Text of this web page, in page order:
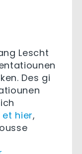
Lescht
Des gi
et hier,